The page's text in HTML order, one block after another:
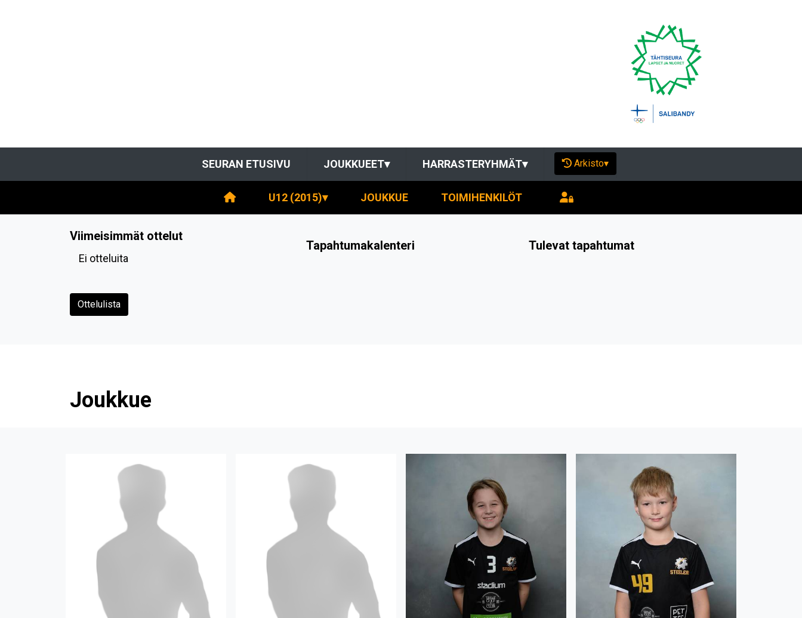
SEURAN ETUSIVU JOUKKUEET▾ HARRASTERYHMÄT▾ Arkisto▾
U12 (2015)▾ JOUKKUE TOIMIHENKILÖT
Viimeisimmät ottelut
Ei otteluita
Ottelulista
Tapahtumakalenteri Tulevat tapahtumat
Joukkue